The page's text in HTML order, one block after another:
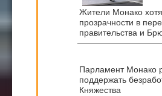
Жители Монако
прозрачности в
правительства и
Парламент Монако
поддержать
Княжества